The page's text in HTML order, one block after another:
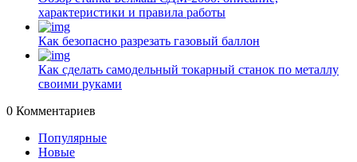
характеристики и правила работы
Как безопасно разрезать газовый баллон
Как сделать самодельный токарный станок по металлу
своими руками
0 Комментариев
Популярные
Новые